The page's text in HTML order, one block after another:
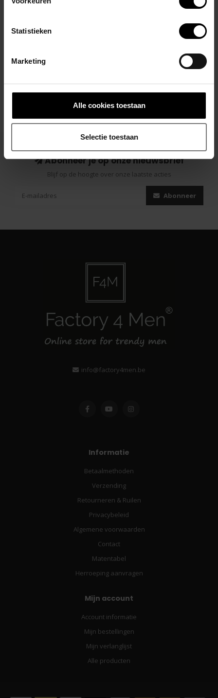
Statistieken
Marketing
Alle cookies toestaan
Selectie toestaan
Materiaal: 95% Katoen 5% Spandex
Abonneer je op onze nieuwsbrief
Blijf op de hoogte over onze laatste acties
Abonneer
info@factory4men.be
Informatie
Betaalmethoden
Verzending
Retourneren & Ruilen
Privacybeleid
Algemene voorwaarden
Contact
Matentabel
Herroeping aanvragen
Mijn account
Account informatie
Mijn bestellingen
Mijn verlanglijst
Alle producten